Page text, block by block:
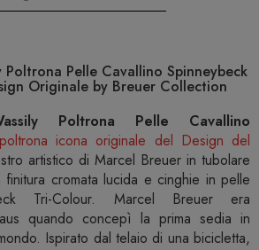
Poltrona Pelle Cavallino Spinneybeck
Originale by Breuer Collection
Poltrona Pelle Cavallino
poltrona icona originale del Design del
artistico di Marcel Breuer in tubolare
cromata lucida e cinghie in pelle
Tri-Colour. Marcel Breuer era
quando concepì la prima sedia in
Ispirato dal telaio di una bicicletta,